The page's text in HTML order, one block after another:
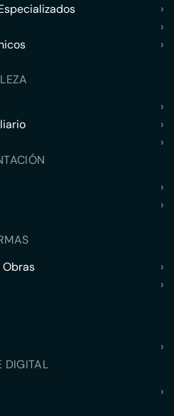
›
›
›
›
›
›
›
›
Obras
›
›
›
DIGITAL
›